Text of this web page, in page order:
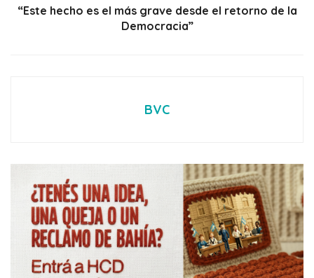
“Este hecho es el más grave desde el retorno de la
Democracia”
BVC